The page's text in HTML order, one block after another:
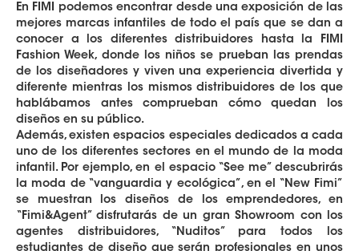
En FIMI podemos encontrar desde una exposición de las
mejores marcas infantiles de todo el país que se dan a
conocer a los diferentes distribuidores hasta la FIMI
Fashion Week, donde los niños se prueban las prendas
de los diseñadores y viven una experiencia divertida y
diferente mientras los mismos distribuidores de los que
hablábamos antes comprueban cómo quedan los
diseños en su público.
Además, existen espacios especiales dedicados a cada
uno de los diferentes sectores en el mundo de la moda
infantil. Por ejemplo, en el espacio “See me” descubrirás
la moda de “vanguardia y ecológica”, en el “New Fimi”
se muestran los diseños de los emprendedores, en
“Fimi&Agent” disfrutarás de un gran Showroom con los
agentes distribuidores, “Nuditos” para todos los
estudiantes de diseño que serán profesionales en unos